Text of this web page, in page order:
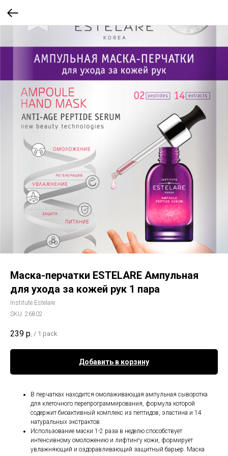
Маска-перчатки ESTELARE Ампульная
для ухода за кожей рук 1 пара
Institute Estelare
SKU: 26802
239 р. / 1 pack
Добавить в корзину
В перчатках находится омолаживающая ампульная сыворотка
для клеточного перепрограммирования, формула которой
содержит биоактивный комплекс из пептидов, эластина и 14
натуральных экстрактов.
Использование маски 1-2 раза в неделю способствует
интенсивному омоложению и лифтингу кожи, формирует
увлажняющий и оздоравливающий защитный барьер. Маска